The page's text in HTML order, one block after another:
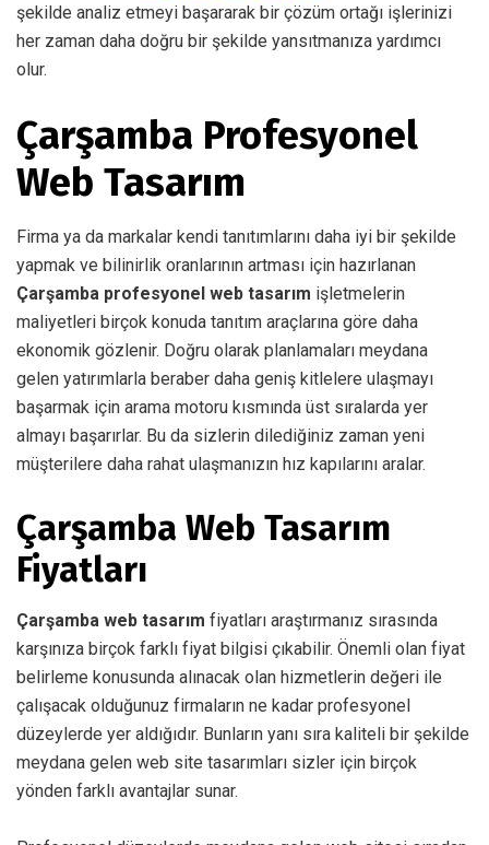
şekilde analiz etmeyi başararak bir çözüm ortağı işlerinizi
her zaman daha doğru bir şekilde yansıtmanıza yardımcı
olur.
Çarşamba Profesyonel
Web Tasarım
Firma ya da markalar kendi tanıtımlarını daha iyi bir şekilde
yapmak ve bilinirlik oranlarının artması için hazırlanan
Çarşamba profesyonel web tasarım işletmelerin
maliyetleri birçok konuda tanıtım araçlarına göre daha
ekonomik gözlenir. Doğru olarak planlamaları meydana
gelen yatırımlarla beraber daha geniş kitlelere ulaşmayı
başarmak için arama motoru kısmında üst sıralarda yer
almayı başarırlar. Bu da sizlerin dilediğiniz zaman yeni
müşterilere daha rahat ulaşmanızın hız kapılarını aralar.
Çarşamba Web Tasarım
Fiyatları
Çarşamba web tasarım fiyatları araştırmanız sırasında
karşınıza birçok farklı fiyat bilgisi çıkabilir. Önemli olan fiyat
belirleme konusunda alınacak olan hizmetlerin değeri ile
çalışacak olduğunuz firmaların ne kadar profesyonel
düzeylerde yer aldığıdır. Bunların yanı sıra kaliteli bir şekilde
meydana gelen web site tasarımları sizler için birçok
yönden farklı avantajlar sunar.